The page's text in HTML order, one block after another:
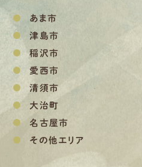
あま市
津島市
稲沢市
愛西市
清須市
大治町
名古屋市
その他エリア